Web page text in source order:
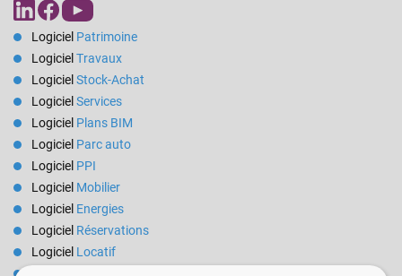
Logiciel Patrimoine
Logiciel Travaux
Logiciel Stock-Achat
Logiciel Services
Logiciel Plans BIM
Logiciel Parc auto
Logiciel PPI
Logiciel Mobilier
Logiciel Energies
Logiciel Réservations
Logiciel Locatif